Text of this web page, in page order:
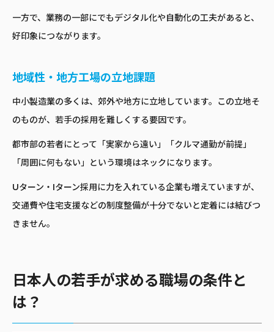
一方で、業務の一部にでもデジタル化や自動化の工夫があると、
好印象につながります。
地域性・地方工場の立地課題
中小製造業の多くは、郊外や地方に立地しています。この立地そ
のものが、若手の採用を難しくする要因です。
都市部の若者にとって「実家から遠い」「クルマ通勤が前提」
「周囲に何もない」という環境はネックになります。
Uターン・Iターン採用に力を入れている企業も増えていますが、
交通費や住宅支援などの制度整備が十分でないと定着には結びつ
きません。
日本人の若手が求める職場の条件と
は？